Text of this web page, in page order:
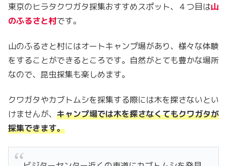
東京のヒラタクワガタ採集おすすめスポット、４つ目は山
のふるさと村です。
山のふるさと村にはオートキャンプ場があり、様々な体験
をすることができるところです。自然がとても豊かな場所
なので、昆虫採集も楽しめます。
クワガタやカブトムシを採集する際には木を探さないとい
けませんが、 キャンプ場では木を探さなくてもクワガタが
採集できます。